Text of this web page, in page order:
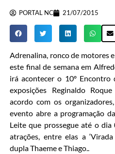
PORTAL NC 21/07/2015
Adrenalina, ronco de motores
este final de semana em
irá acontecer o 10º
exposições Reginaldo
acordo com os
evento abre a programação
Leite que prossegue até o
atrações, entre elas a
dupla Thaeme e Thiago..